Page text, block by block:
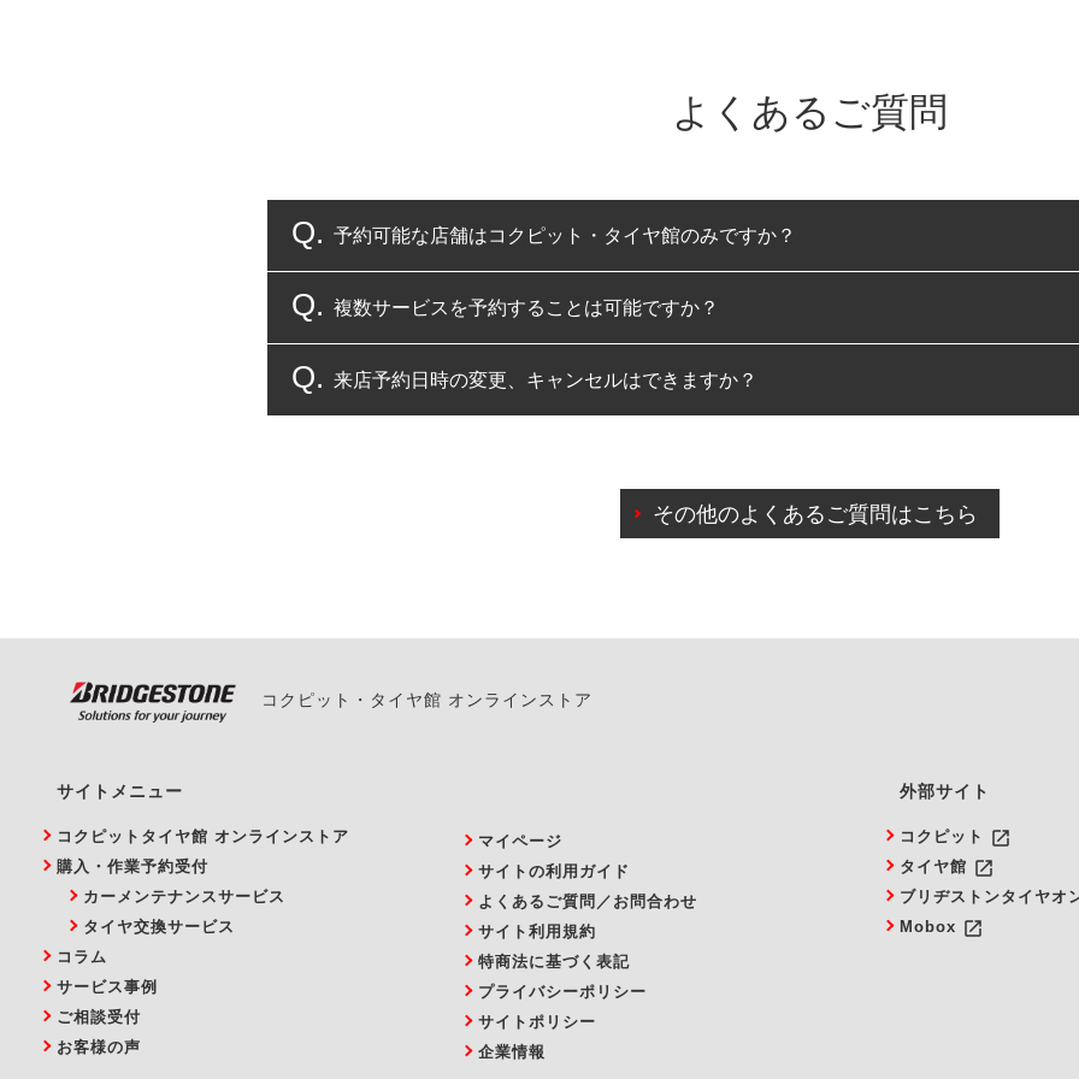
よくあるご質問
予約可能な店舗はコクピット・タイヤ館のみですか？
コクピット・タイヤ館のみとなります。
複数サービスを予約することは可能ですか？
複数サービスのご予約は可能です。
来店予約日時の変更、キャンセルはできますか？
また、やむを得ない事由によりご予約のキャンセルをご希望の際は、直接ご予約いた
その他のよくあるご質問はこちら
コクピット・タイヤ館 オンラインストア
サイトメニュー
コクピットタイヤ館 オンラインストア
購入・作業予約受付
カーメンテナンスサービス
タイヤ交換サービス
コラム
サービス事例
ご相談受付
お客様の声
マイページ
サイトの利用ガイド
よくあるご質問／お問合わせ
サイト利用規約
特商法に基づく表記
プライバシーポリシー
サイトポリシー
企業情報
外部サイト
コクピット launch
タイヤ館 launch
ブリヂストンタイヤオ
Mobox launch